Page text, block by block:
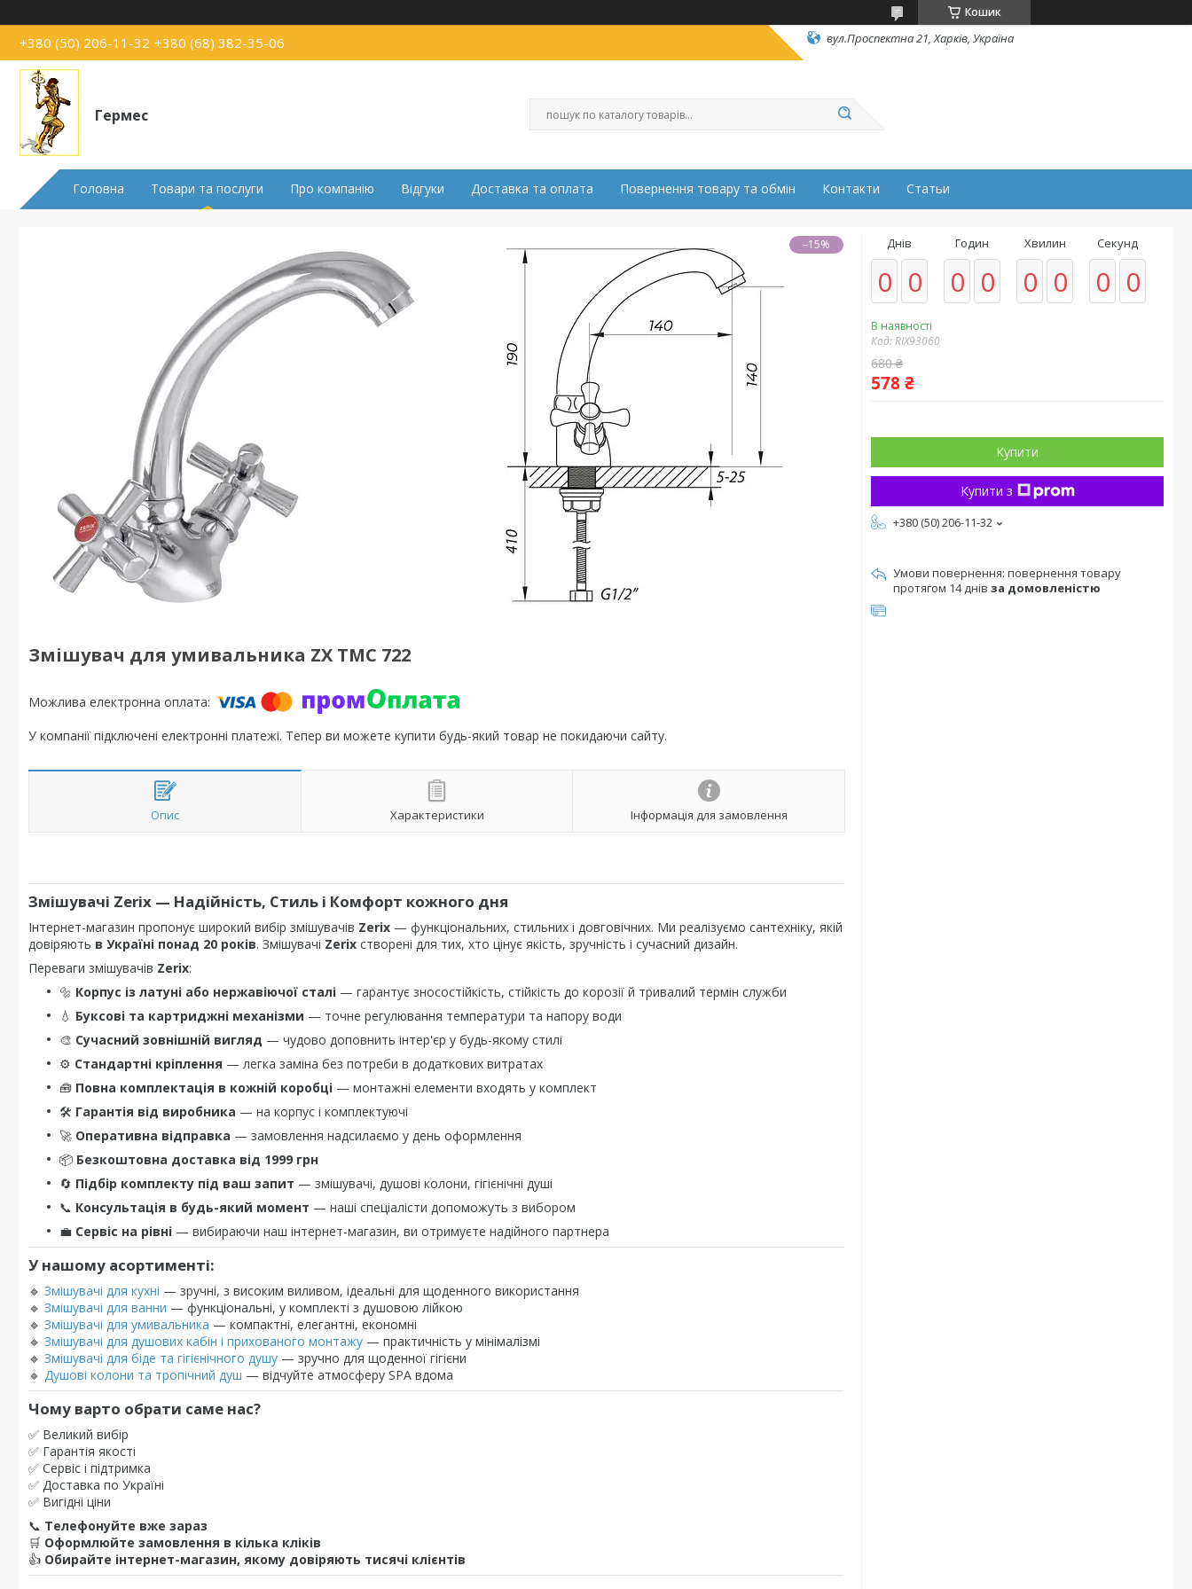
Кошик
+380 (50) 206-11-32 +380 (68) 382-35-06 вул.Проспектна 21, Харків, Україна
Гермес
Головна Товари та послуги Про компанію Відгуки Доставка та оплата Повернення товару та обмін Контакти Статьи
–15%
Змішувач для умивальника ZX TMC 722
У компанії підключені електронні платежі. Тепер ви можете купити будь-який товар не покидаючи сайту.
Опис Характеристики Інформація для замовлення
Змішувачі Zerix — Надійність, Стиль і Комфорт кожного дня
Інтернет-магазин пропонує широкий вибір змішувачів Zerix — функціональних, стильних і довговічних. Ми реалізуємо сантехніку, якій
довіряють в Україні понад 20 років. Змішувачі Zerix створені для тих, хто цінує якість, зручність і сучасний дизайн.
Переваги змішувачів Zerix:
🔩 Корпус із латуні або нержавіючої сталі — гарантує зносостійкість, стійкість до корозії й тривалий термін служби
💧 Буксові та картриджні механізми — точне регулювання температури та напору води
🎨 Сучасний зовнішній вигляд — чудово доповнить інтер'єр у будь-якому стилі
⚙️ Стандартні кріплення — легка заміна без потреби в додаткових витратах
🧰 Повна комплектація в кожній коробці — монтажні елементи входять у комплект
🛠️ Гарантія від виробника — на корпус і комплектуючі
🚀 Оперативна відправка — замовлення надсилаємо у день оформлення
📦 Безкоштовна доставка від 1999 грн
🔄 Підбір комплекту під ваш запит — змішувачі, душові колони, гігієнічні душі
📞 Консультація в будь-який момент — наші спеціалісти допоможуть з вибором
💼 Сервіс на рівні — вибираючи наш інтернет-магазин, ви отримуєте надійного партнера
У нашому асортименті:
🔹 Змішувачі для кухні — зручні, з високим виливом, ідеальні для щоденного використання
🔹 Змішувачі для ванни — функціональні, у комплекті з душовою лійкою
🔹 Змішувачі для умивальника — компактні, елегантні, економні
🔹 Змішувачі для душових кабін і прихованого монтажу — практичність у мінімалізмі
🔹 Змішувачі для біде та гігієнічного душу — зручно для щоденної гігієни
🔹 Душові колони та тропічний душ — відчуйте атмосферу SPA вдома
Чому варто обрати саме нас?
✅ Великий вибір
✅ Гарантія якості
✅ Сервіс і підтримка
✅ Доставка по Україні
✅ Вигідні ціни
📞 Телефонуйте вже зараз
🛒 Оформлюйте замовлення в кілька кліків
👍 Обирайте інтернет-магазин, якому довіряють тисячі клієнтів
Днів
0 0
Годин
0 0
Хвилин
0 0
Секунд
0 0
В наявності
Код:RIX93060
680 ₴
578 ₴
Купити
Купити з
+380 (50) 206-11-32
повернення товару
протягом 14 днів за домовленістю